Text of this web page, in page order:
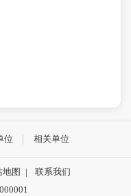
位 相关单位
地图 |
联系我们